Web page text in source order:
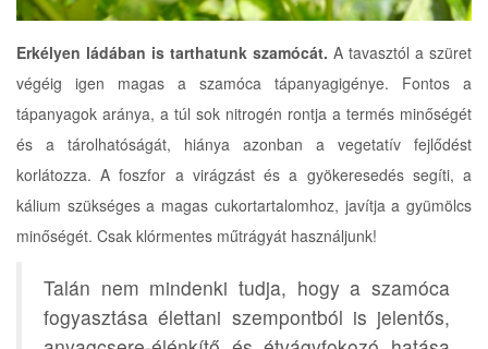
Erkélyen ládában is tarthatunk szamócát. A tavasztól a szüret
végéig igen magas a szamóca tápanyagigénye. Fontos a
tápanyagok aránya, a túl sok nitrogén rontja a termés minőségét
és a tárolhatóságát, hiánya azonban a vegetatív fejlődést
korlátozza. A foszfor a virágzást és a gyökeresedés segíti, a
kálium szükséges a magas cukortartalomhoz, javítja a gyümölcs
minőségét. Csak klórmentes műtrágyát használjunk!
Talán nem mindenki tudja, hogy a szamóca
fogyasztása élettani szempontból is jelentős,